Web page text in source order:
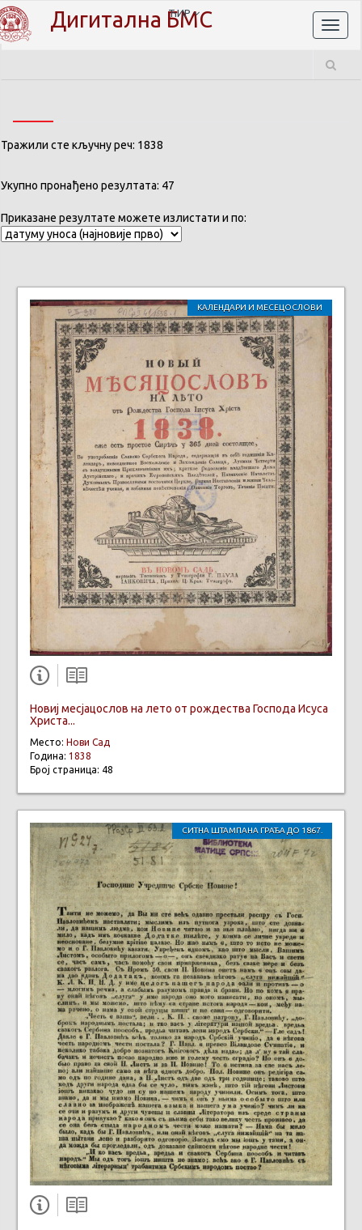
Дигитална БМС
ЋИР
Тражили сте кључну реч: 1838
Укупно пронађено резултата: 47
Приказане резултате можете излистати и по:
КАЛЕНДАРИ И МЕСЕЦОСЛОВИ
Новиј месјацослов на лето от рождества Господа Исуса
Христа...
Место: Нови Сад
Година: 1838
Број страница: 48
СИТНА ШТАМПАНА ГРАЂА ДО 1867.